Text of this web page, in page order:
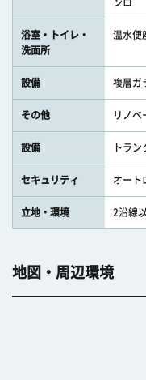
ンロ
浴室・トイレ・
洗面所
温水便
設備 複層ガ
その他 リノベ
設備 トラ
セキュリティ オート
立地・環境 2沿線
地図・周辺環境